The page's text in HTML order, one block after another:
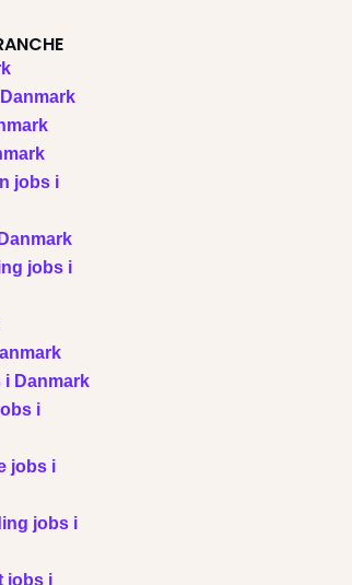
jobs i
jobs i
i Danmark
i
jobs i
jobs i
jobs i